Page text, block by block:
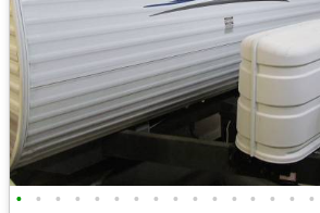
• • • • • • • • • • • • • • • •